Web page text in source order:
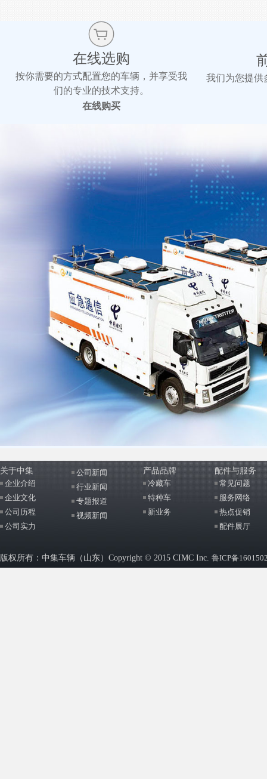
在线选购
按你需要的方式配置您的车辆，并享受我
们的专业的技术支持。
在线购买
我们为您提供
关于中集
企业介绍
企业文化
公司历程
公司实力
公司新闻
行业新闻
专题报道
视频新闻
产品品牌
冷藏车
特种车
新业务
配件与服务
常见问题
服务网络
热点促销
配件展厅
版权所有：中集车辆（山东）Copyright © 2015 CIMC Inc. 鲁ICP备